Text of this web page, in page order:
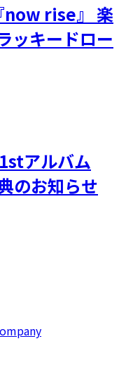
now rise』 楽
ッキードロー
アルバム
のお知らせ